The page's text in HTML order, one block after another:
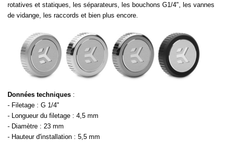
rotatives et statiques, les séparateurs, les bouchons G1/4", les vannes
de vidange, les raccords et bien plus encore.
Données techniques :
- Filetage : G 1/4"
- Longueur du filetage : 4,5 mm
- Diamètre : 23 mm
- Hauteur d'installation : 5,5 mm